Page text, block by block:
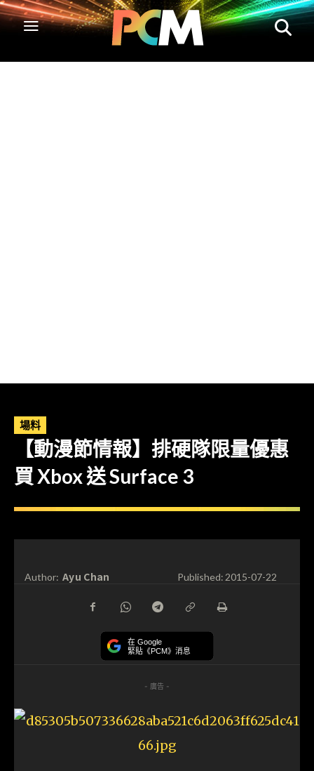
場料
【動漫節情報】排硬隊限量優惠
買 Xbox 送 Surface 3
Author: Ayu Chan Published:2015-07-22
在 Google
緊貼《PCM》消息
- 廣告 -